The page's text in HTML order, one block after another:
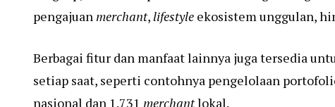
pengajuanmerchant, lifestyle ekosistem unggulan,
Berbagai fitur dan manfaat lainnya juga tersedia
setiap saat, seperti contohnya pengelolaan
nasional dan 1.731 merchantlokal.